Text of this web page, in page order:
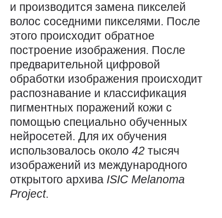
и производится замена пикселей
волос соседними пикселями. После
этого происходит обратное
построение изображения. После
предварительной цифровой
обработки изображения происходит
распознавание и классификация
пигментных поражений кожи с
помощью специально обученных
нейросетей. Для их обучения
использовалось около 42 тысяч
изображений из международного
открытого архива ISIC Melanoma
Project.